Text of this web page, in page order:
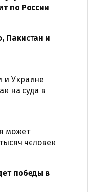
по России
Пакистан и
и Украине
на суда в
может
человек
победы в